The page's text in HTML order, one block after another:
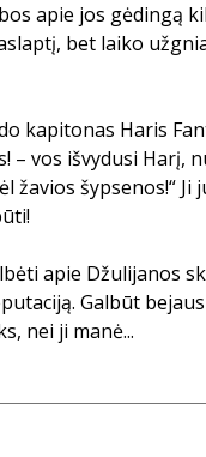
apie jos gėdingą
bet laiko
kapitonas Haris
– vos išvydusi Harį,
žavios šypsenos!“ Ji
apie Džulijanos
Galbūt
nei ji manė...